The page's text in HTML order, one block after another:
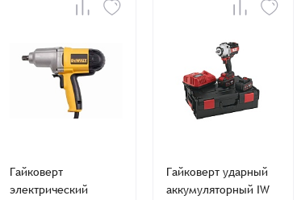
Гайковерт
электрический
Гайковерт ударный
аккумуляторный IW